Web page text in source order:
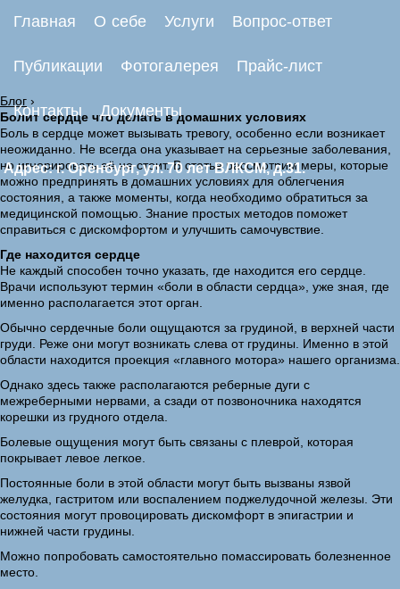
Главная О себе Услуги Вопрос-ответ
Публикации Фотогалерея Прайс-лист
Контакты Документы
Адрес: г. Оренбург, ул. 70 лет ВЛКСМ, д.31.
Блог ›
Болит сердце что делать в домашних условиях
Боль в сердце может вызывать тревогу, особенно если возникает
неожиданно. Не всегда она указывает на серьезные заболевания,
но игнорировать её не стоит. В статье рассмотрим меры, которые
можно предпринять в домашних условиях для облегчения
состояния, а также моменты, когда необходимо обратиться за
медицинской помощью. Знание простых методов поможет
справиться с дискомфортом и улучшить самочувствие.
Где находится сердце
Не каждый способен точно указать, где находится его сердце.
Врачи используют термин «боли в области сердца», уже зная, где
именно располагается этот орган.
Обычно сердечные боли ощущаются за грудиной, в верхней части
груди. Реже они могут возникать слева от грудины. Именно в этой
области находится проекция «главного мотора» нашего организма.
Однако здесь также располагаются реберные дуги с
межреберными нервами, а сзади от позвоночника находятся
корешки из грудного отдела.
Болевые ощущения могут быть связаны с плеврой, которая
покрывает левое легкое.
Постоянные боли в этой области могут быть вызваны язвой
желудка, гастритом или воспалением поджелудочной железы. Эти
состояния могут провоцировать дискомфорт в эпигастрии и
нижней части грудины.
Можно попробовать самостоятельно помассировать болезненное
место.